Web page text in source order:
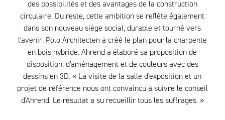
des possibilités et des avantages de la construction
circulaire. Du reste, cette ambition se reflète également
dans son nouveau siège social, durable et tourné vers
l'avenir. Polo Architecten a créé le plan pour la charpente
en bois hybride. Ahrend a élaboré sa proposition de
disposition, d'aménagement et de couleurs avec des
dessins en 3D. « La visite de la salle d'exposition et un
projet de référence nous ont convaincu à suivre le conseil
d'Ahrend. Le résultat a su recueillir tous les suffrages. »